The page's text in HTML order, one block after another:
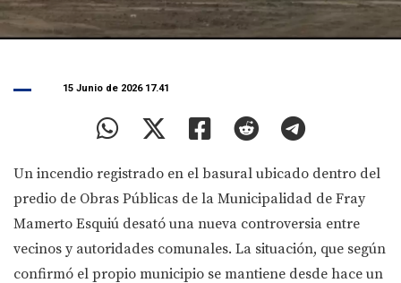
15 Junio de 2026 17.41
Un incendio registrado en el basural ubicado dentro del
predio de Obras Públicas de la Municipalidad de Fray
Mamerto Esquiú desató una nueva controversia entre
vecinos y autoridades comunales. La situación, que según
confirmó el propio municipio se mantiene desde hace un